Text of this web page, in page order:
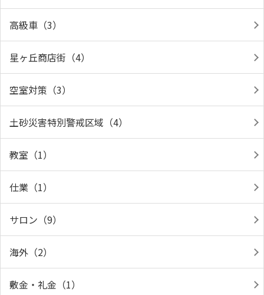
高級車（3）
星ヶ丘商店街（4）
空室対策（3）
土砂災害特別警戒区域（4）
教室（1）
仕業（1）
サロン（9）
海外（2）
敷金・礼金（1）